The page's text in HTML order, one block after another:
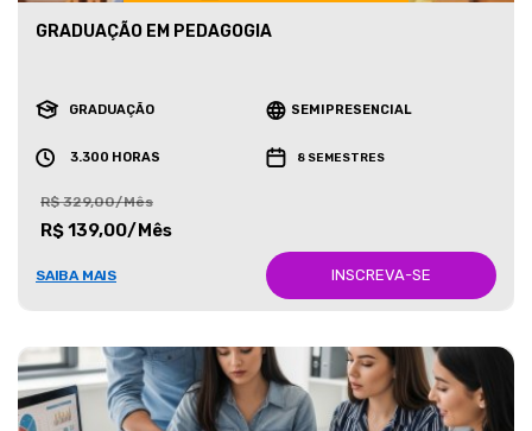
GRADUAÇÃO EM PEDAGOGIA
GRADUAÇÃO SEMIPRESENCIAL
3.300 HORAS 8 SEMESTRES
R$ 329,00/Mês
R$ 139,00/Mês
SAIBA MAIS INSCREVA-SE